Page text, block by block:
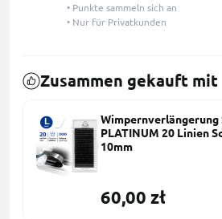
• Punkte sammeln sich an
• Nur für Privatkunden
Zusammen gekauft mit
Wimpernverlängerung
PLATINUM 20 Linien
10mm
60,00 zł